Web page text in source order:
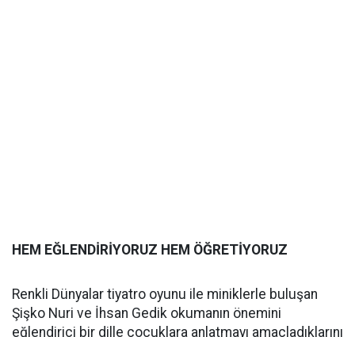
HEM EĞLENDİRİYORUZ HEM ÖĞRETİYORUZ
Renkli Dünyalar tiyatro oyunu ile miniklerle buluşan
Şişko Nuri ve İhsan Gedik okumanın önemini
eğlendirici bir dille çocuklara anlatmayı amaçladıklarını